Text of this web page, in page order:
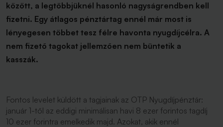
között, a legtöbbjüknél hasonló nagyságrendben kell
fizetni. Egy átlagos pénztártag ennél már most is
lényegesen többet tesz félre havonta nyugdíjcélra. A
nem fizető tagokat jellemzően nem büntetik a
kasszák.
Fontos levelet küldött a tagjainak az OTP Nyugdíjpénztár:
január 1-től az eddigi minimálisan havi 8 ezer forintos tagdíj
10 ezer forintra emelkedik majd. Azokat, akik ennél